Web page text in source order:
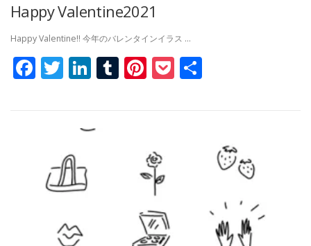
Happy Valentine2021
Happy Valentine!! 今年のバレンタインイラス …
Facebook
Twitter
LinkedIn
Tumblr
Pinterest
Pocket